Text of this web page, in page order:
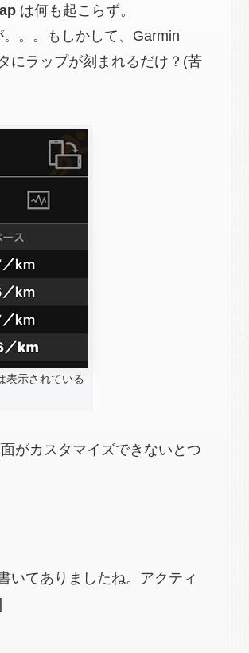
は何も起こらず。
。。もしかして、Garmin
にラップが刻まれるだけ？(苦
表示されている
がカスタマイズできないとつ
いてありましたね。アクティ